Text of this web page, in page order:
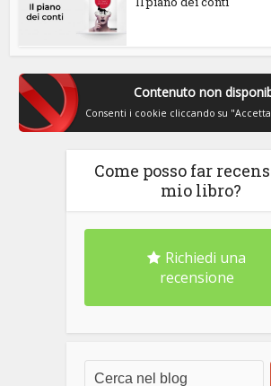
Contenuto non
Consenti i cookie cliccando su
Come posso far
mio libro?
Richiedi una
recensione